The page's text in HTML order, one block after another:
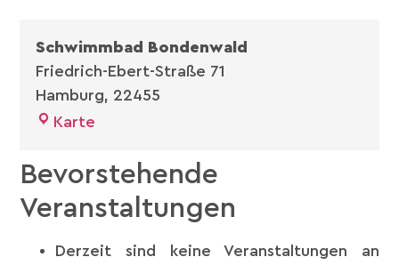
Schwimmbad Bondenwald
Friedrich-Ebert-Straße 71
Hamburg, 22455
Karte
Bevorstehende
Veranstaltungen
Derzeit sind keine Veranstaltungen an